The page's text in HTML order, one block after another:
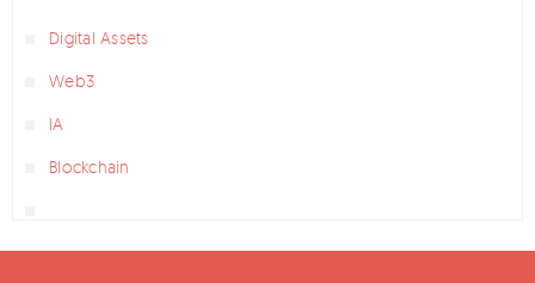
Digital Assets
Web3
IA
Blockchain